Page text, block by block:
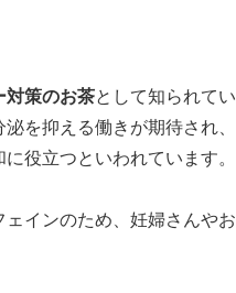
対策のお茶として知られてい
を抑える働きが期待され、
役立つといわれています。
インのため、妊婦さんや